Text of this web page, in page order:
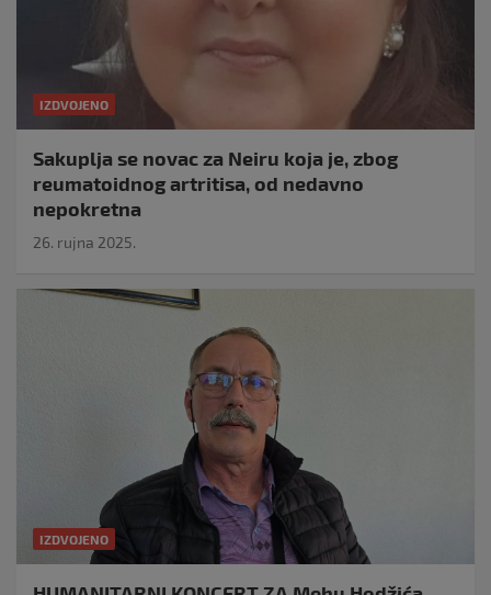
IZDVOJENO
Sakuplja se novac za Neiru koja je, zbog
reumatoidnog artritisa, od nedavno
nepokretna
26. rujna 2025.
IZDVOJENO